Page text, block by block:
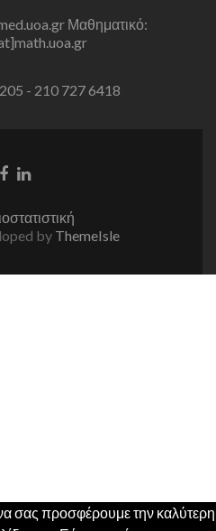
Μαθηματικό:
- 210 727 6418
Facebook
Linkedin
by ThemeIsle
σας προσφέρουμε την καλύτερη